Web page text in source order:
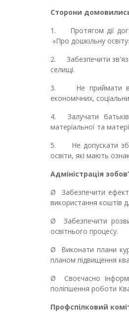
Сторони
1.
Протягом дії
«Про дошкільну
2.
Забезпечити
селищі.
3.
Не приймати
економічних,
4.
Залучати
матеріальної та
5.
Не допускати
освіти, які мають
Адміністрація
Ø
Забезпечити
використання коштів
Ø
Забезпечити
освітнього процесу.
Ø
Виконати плани
планом підвищення
Ø
Своєчасно
поліпшення роботи
Профспілковий